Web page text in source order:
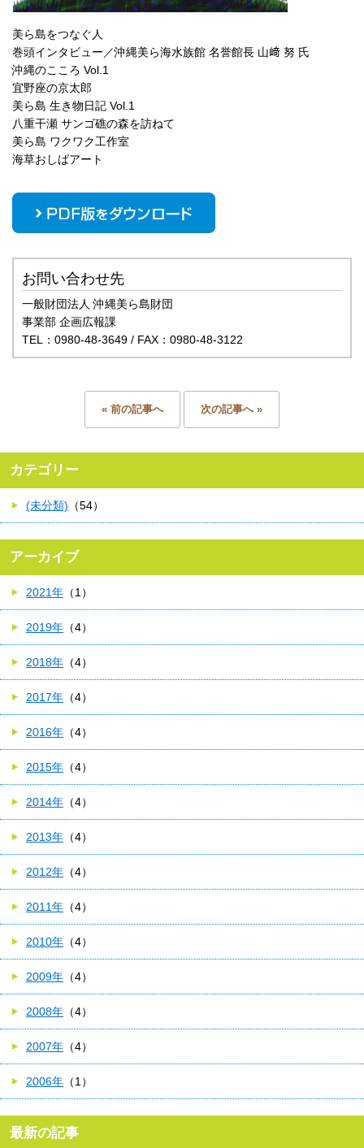
美ら島をつなぐ人
巻頭インタビュー／沖縄美ら海水族館 名誉館長 山﨑 努 氏
沖縄のこころ Vol.1
宜野座の京太郎
美ら島 生き物日記 Vol.1
八重干瀬 サンゴ礁の森を訪ねて
美ら島 ワクワク工作室
海草おしばアート
お問い合わせ先
一般財団法人 沖縄美ら島財団
事業部 企画広報課
TEL：0980-48-3649 / FAX：0980-48-3122
« 前の記事へ 次の記事へ »
カテゴリー
(未分類) （54）
アーカイブ
2021年 （1）
2019年 （4）
2018年 （4）
2017年 （4）
2016年 （4）
2015年 （4）
2014年 （4）
2013年 （4）
2012年 （4）
2011年 （4）
2010年 （4）
2009年 （4）
2008年 （4）
2007年 （4）
2006年 （1）
最新の記事